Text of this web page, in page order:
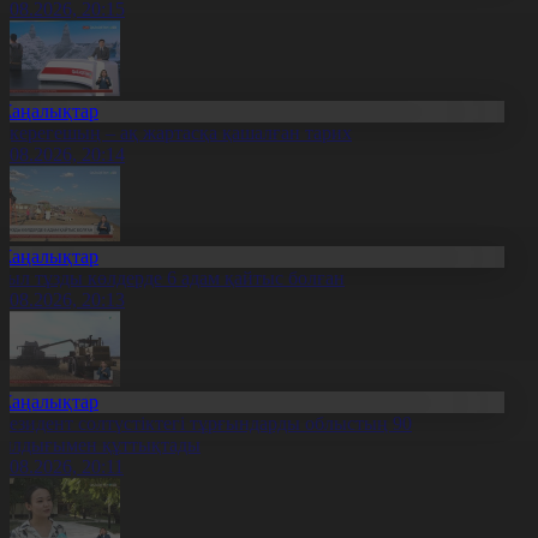
20:15
– ақ жартасқа қашалған тарих
20:14
тұзды көлдерде 6 адам қайтыс болған
20:13
солтүстіктегі тұрғындарды облыстың 90
құттықтады
20:11